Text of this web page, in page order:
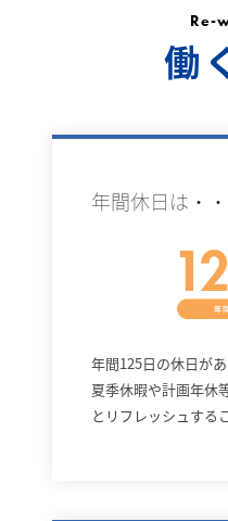
Re-
働
年間休日は・・
年間125日の休日があ
夏季休暇や計画年休
とリフレッシュする